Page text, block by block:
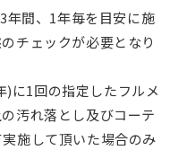
間、1年毎を目安に施
チェックが必要となり
に1回の指定したフルメ
汚れ落とし及びコーテ
施して頂いた場合のみ